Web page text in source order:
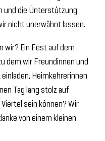
und die Ünterstützung
nicht unerwähnt lassen.
wir? Ein Fest auf dem
dem wir Freundinnen und
Heimkehrerinnen
Tag lang stolz auf
sein können? Wir
von einem kleinen